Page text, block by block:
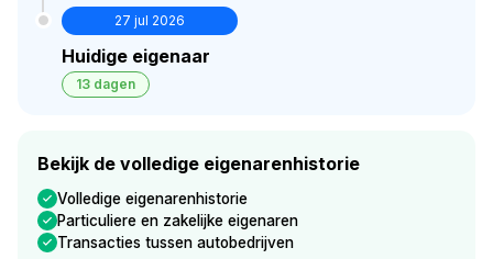
27 jul 2026
Huidige eigenaar
13 dagen
Bekijk de volledige eigenarenhistorie
Volledige eigenarenhistorie
Particuliere en zakelijke eigenaren
Transacties tussen autobedrijven